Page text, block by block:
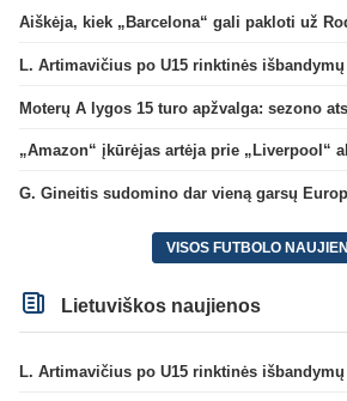
Aiškėja, kiek „Barcelona“ gali pakloti už
„Amazon“ įkūrėjas artėja prie „Liverpool“
G. Gineitis sudomino dar vieną garsų
VISOS FUTBOLO
Lietuviškos naujienos